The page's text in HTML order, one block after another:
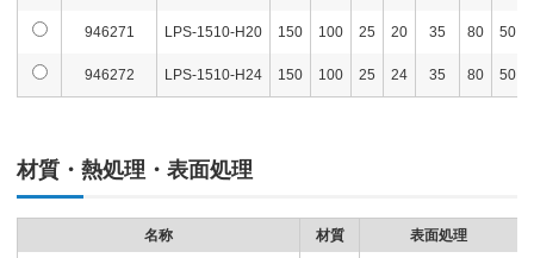
946271 LPS-1510-H20 150 100 25 20 35 80 50
946272 LPS-1510-H24 150 100 25 24 35 80 50
材質・熱処理・表面処理
名称 材質 表面処理